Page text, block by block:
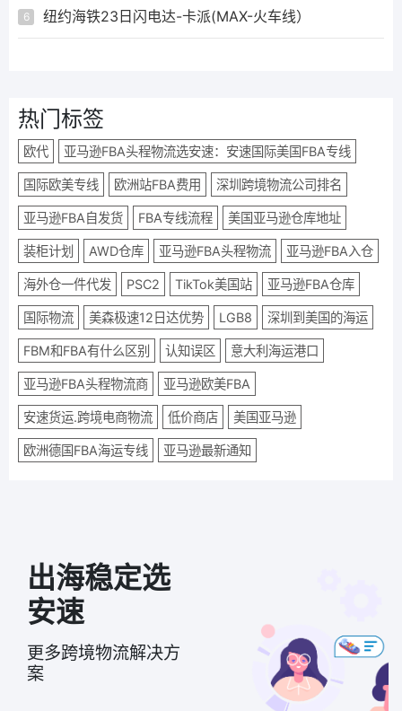
6 纽约海铁23日闪电达-卡派(MAX-火车线）
热门标签
欧代 亚马逊FBA头程物流选安速：安速国际美国FBA专线
国际欧美专线 欧洲站FBA费用 深圳跨境物流公司排名
亚马逊FBA自发货 FBA专线流程 美国亚马逊仓库地址
装柜计划 AWD仓库 亚马逊FBA头程物流 亚马逊FBA入仓
海外仓一件代发 PSC2 TikTok美国站 亚马逊FBA仓库
国际物流 美森极速12日达优势 LGB8 深圳到美国的海运
FBM和FBA有什么区别 认知误区 意大利海运港口
亚马逊FBA头程物流商 亚马逊欧美FBA
安速货运.跨境电商物流 低价商店 美国亚马逊
欧洲德国FBA海运专线 亚马逊最新通知
出海稳定选
安速
更多跨境物流解决方
案